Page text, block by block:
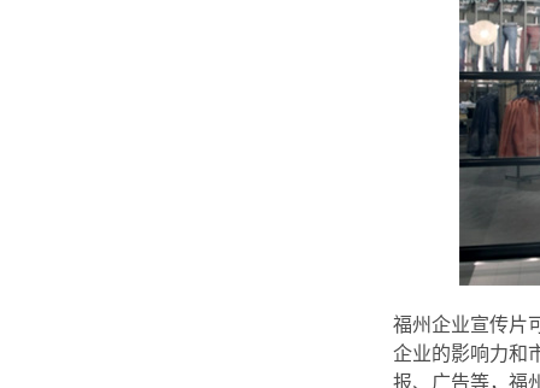
福州企业宣传片
企业的影响力和
报、广告等，福